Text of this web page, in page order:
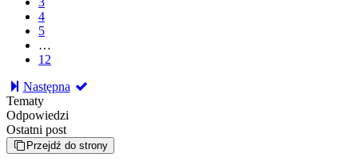
4
5
…
12
Następna
Tematy
Odpowiedzi
Ostatni post
Przejdź do strony